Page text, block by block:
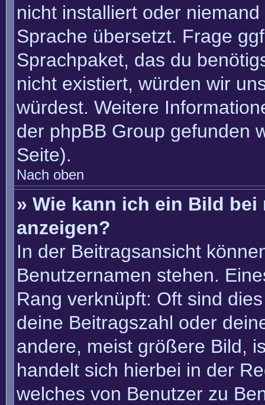
nicht installiert oder
Sprache übersetzt. Frage
Sprachpaket, das du
nicht existiert, würden wir
würdest. Weitere
der phpBB Group gefunden
Seite).
Nach oben
» Wie kann ich ein Bild bei
anzeigen?
In der Beitragsansicht
Benutzernamen stehen.
Rang verknüpft: Oft sind
deine Beitragszahl oder
andere, meist größere Bild,
handelt sich hierbei in der
welches von Benutzer zu